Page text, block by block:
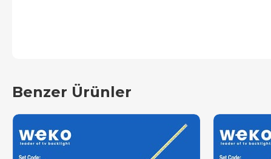
Benzer Ürünler